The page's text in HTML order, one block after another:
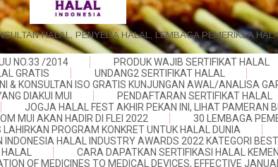
HALAL, PENYELIA HALAL, LEMBAGA PEMERIKSA
NO.33 /2014 PRODUK WAJIB SERTIFIKAT HALAL
GRATIS
UNDANG2 SERTIFIKAT HALAL
& KONSULTAN ISO GRATIS KUNJUNGAN AWAL/ANALISA
DIAKUI MUI
PENDAFTARAN SERTIFIKAT HALAL
JOGJA HALAL FEST AKHIR PEKAN INI, LIHAT PAMERAN
MUI AKAN HADIR DI FLEI 2022
30 LEMBAGA
LAHIRKAN PROGRAM KONKRET UNTUK HALAL DUNIA
HALAL INDUSTRY AWARDS 2022 KATEGORI
CARA DAPATKAN SERTIFIKASI HALAL
OF MEDICINES TO MEDICAL DEVICES, EFFECTIVE